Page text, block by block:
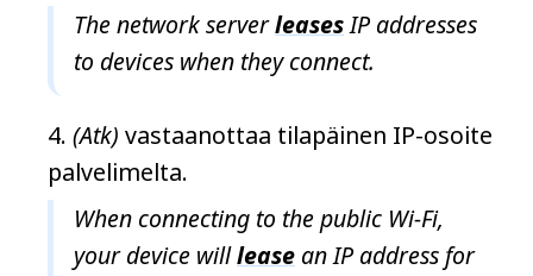
The network serverleasesIP addresses
to devices when they connect.
(Atk) vastaanottaa tilapäinen IP-osoite
palvelimelta.
When connecting to the public Wi-Fi,
your device willlease an IP address for